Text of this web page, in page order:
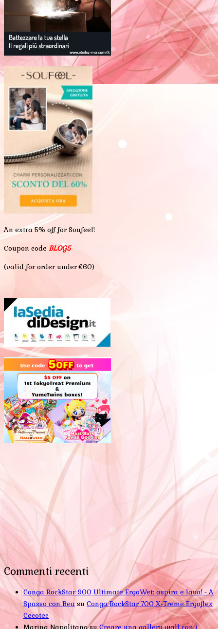
An extra 5% off for Soufeel!
Coupon code BLOG5
(valid for order under €60)
Commenti recenti
Conga RockStar 900 Ultimate ErgoWet: aspira e lava! - A
Spasso con Bea su Conga RockStar 700 X-Treme Ergoflex
Cecotec
Marina NapolitanosuCreare una gallery wall con i